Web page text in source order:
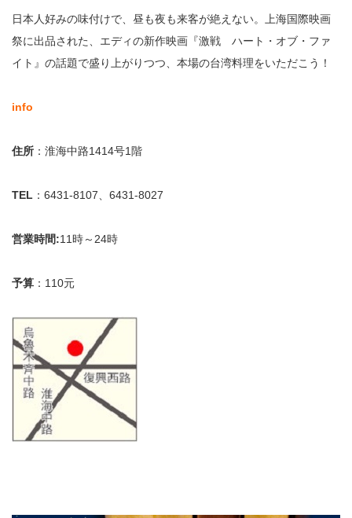
日本人好みの味付けで、昼も夜も来客が絶えない。上海国際映画
祭に出品された、エディの新作映画『激戦 ハート・オブ・ファ
イト』の話題で盛り上がりつつ、本場の台湾料理をいただこう！
info
住所 ：淮海中路1414号1階
TEL ：6431-8107、6431-8027
営業時間:11時～24時
予算 ：110元